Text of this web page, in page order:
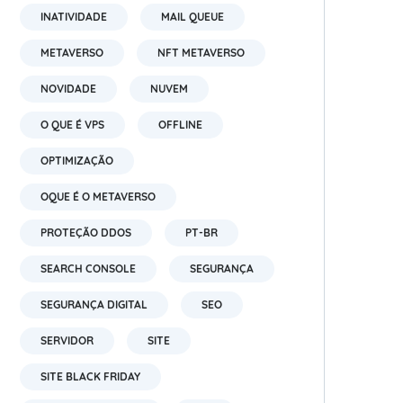
INATIVIDADE MAIL QUEUE
METAVERSO NFT METAVERSO
NOVIDADE NUVEM
O QUE É VPS OFFLINE
OPTIMIZAÇÃO
OQUE É O METAVERSO
PROTEÇÃO DDOS PT-BR
SEARCH CONSOLE SEGURANÇA
SEGURANÇA DIGITAL SEO
SERVIDOR SITE
SITE BLACK FRIDAY